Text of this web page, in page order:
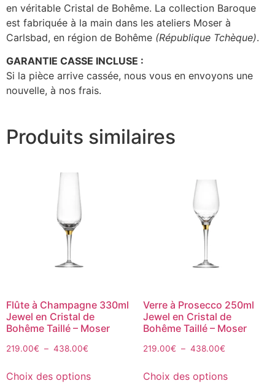
en véritable Cristal de Bohême. La collection Baroque
est fabriquée à la main dans les ateliers Moser à
Carlsbad, en région de Bohême (République Tchèque).
GARANTIE CASSE INCLUSE :
Si la pièce arrive cassée, nous vous en envoyons une
nouvelle, à nos frais.
Produits similaires
Flûte à Champagne 330ml
Jewel en Cristal de
Bohême Taillé – Moser
219.00€ – 438.00€
Choix des options
Verre à Prosecco 250ml
Jewel en Cristal de
Bohême Taillé – Moser
219.00€ – 438.00€
Choix des options